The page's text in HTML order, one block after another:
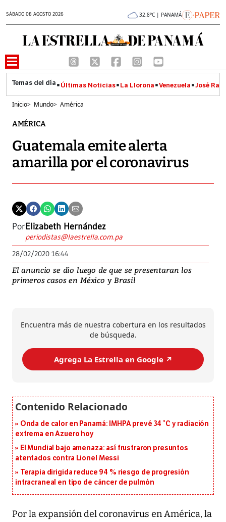
SÁBADO 08 AGOSTO 2026 32.8°C | PANAMÁ
Últimas Noticias La Llorona Venezuela José
Inicio> Mundo> América
AMÉRICA
Guatemala emite alerta
amarilla por el coronavirus
PorElizabeth Hernández
periodistas@laestrella.com.pa
28/02/2020 16:44
El anuncio se dio luego de que se presentaran los
primeros casos en México y Brasil
Encuentra más de nuestra cobertura en los resultados
de búsqueda.
Agrega La Estrella en Google ↗️
Onda de calor en Panamá: IMHPA prevé 34 °C y radiación
extrema en Azuero hoy
El Mundial bajo amenaza: así frustraron presuntos
atentados contra Lionel Messi
Terapia dirigida reduce 94 % riesgo de progresión
intracraneal en tipo de cáncer de pulmón
Por la expansión del coronavirus en América, la